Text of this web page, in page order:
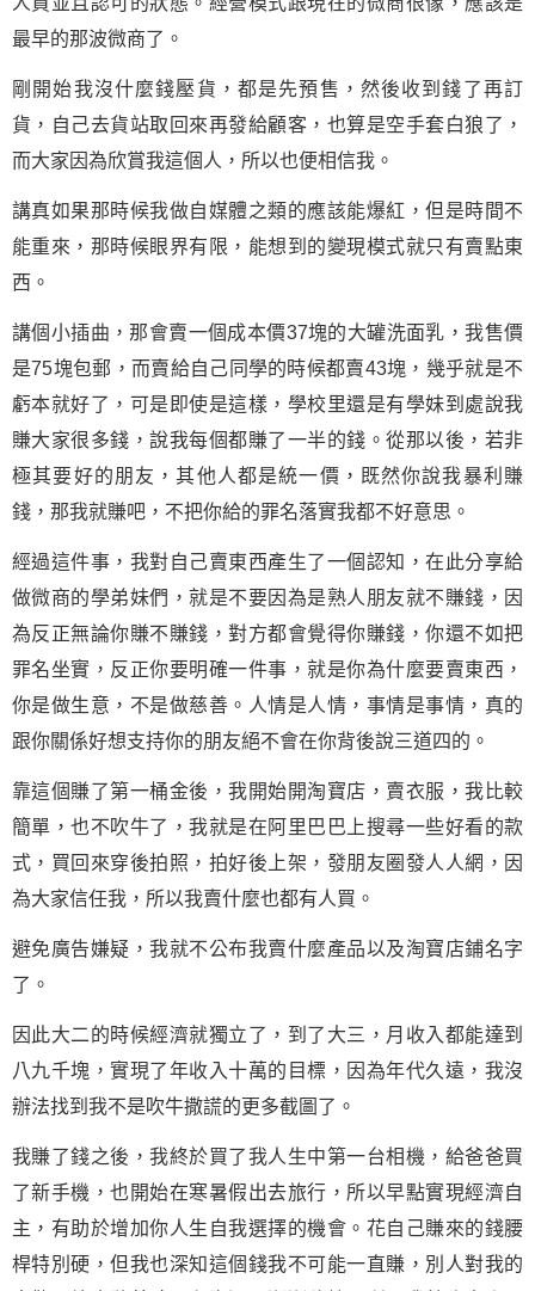
最早的那波微商了。
剛開始我沒什麼錢壓貨，都是先預售，然後收到錢了再訂
貨，自己去貨站取回來再發給顧客，也算是空手套白狼了，
而大家因為欣賞我這個人，所以也便相信我。
講真如果那時候我做自媒體之類的應該能爆紅，但是時間不
能重來，那時候眼界有限，能想到的變現模式就只有賣點東
西。
講個小插曲，那會賣一個成本價37塊的大罐洗面乳，我售價
是75塊包郵，而賣給自己同學的時候都賣43塊，幾乎就是不
虧本就好了，可是即使是這樣，學校里還是有學妹到處說我
賺大家很多錢，說我每個都賺了一半的錢。從那以後，若非
極其要好的朋友，其他人都是統一價，既然你說我暴利賺
錢，那我就賺吧，不把你給的罪名落實我都不好意思。
經過這件事，我對自己賣東西產生了一個認知，在此分享給
做微商的學弟妹們，就是不要因為是熟人朋友就不賺錢，因
為反正無論你賺不賺錢，對方都會覺得你賺錢，你還不如把
罪名坐實，反正你要明確一件事，就是你為什麼要賣東西，
你是做生意，不是做慈善。人情是人情，事情是事情，真的
跟你關係好想支持你的朋友絕不會在你背後說三道四的。
靠這個賺了第一桶金後，我開始開淘寶店，賣衣服，我比較
簡單，也不吹牛了，我就是在阿里巴巴上搜尋一些好看的款
式，買回來穿後拍照，拍好後上架，發朋友圈發人人網，因
為大家信任我，所以我賣什麼也都有人買。
避免廣告嫌疑，我就不公布我賣什麼產品以及淘寶店鋪名字
了。
因此大二的時候經濟就獨立了，到了大三，月收入都能達到
八九千塊，實現了年收入十萬的目標，因為年代久遠，我沒
辦法找到我不是吹牛撒謊的更多截圖了。
我賺了錢之後，我終於買了我人生中第一台相機，給爸爸買
了新手機，也開始在寒暑假出去旅行，所以早點實現經濟自
主，有助於增加你人生自我選擇的機會。花自己賺來的錢腰
桿特別硬，但我也深知這個錢我不可能一直賺，別人對我的